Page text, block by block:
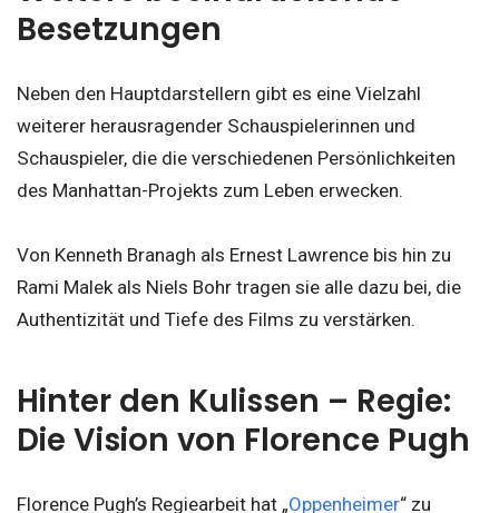
Besetzungen
Neben den Hauptdarstellern gibt es eine Vielzahl
weiterer herausragender Schauspielerinnen und
Schauspieler, die die verschiedenen Persönlichkeiten
des Manhattan-Projekts zum Leben erwecken.
Von Kenneth Branagh als Ernest Lawrence bis hin zu
Rami Malek als Niels Bohr tragen sie alle dazu bei, die
Authentizität und Tiefe des Films zu verstärken.
Hinter den Kulissen – Regie:
Die Vision von Florence Pugh
Florence Pugh’s Regiearbeit hat „Oppenheimer“ zu